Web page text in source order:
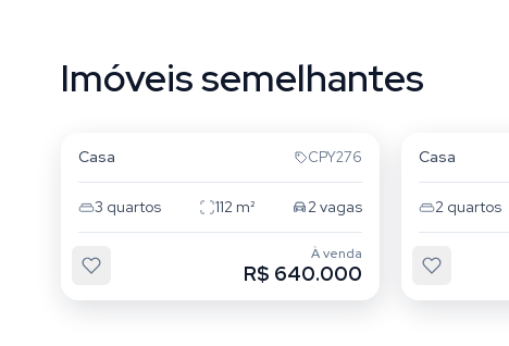
Imóveis semelhantes
Casa CPY276
3 quartos 112m² 2vagas
À venda
R$ 640.000
Casa
2 quartos